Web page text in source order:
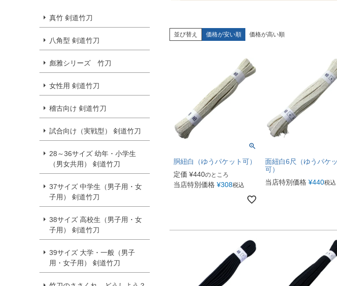
真竹 剣道竹刀
八角型 剣道竹刀
彪雅シリーズ 竹刀
女性用 剣道竹刀
稽古向け 剣道竹刀
試合向け（実戦型） 剣道竹刀
28～36サイズ 幼年・小学生
（男女共用） 剣道竹刀
37サイズ 中学生（男子用・女
子用） 剣道竹刀
38サイズ 高校生（男子用・女
子用） 剣道竹刀
39サイズ 大学・一般（男子
用・女子用） 剣道竹刀
並び替え 価格が安い順 価格が高い順
胴紐白（ゆうパケット可）
定価 ¥440のところ
当店特別価格 ¥308税込
面紐白6尺（ゆうパケ
可）
当店特別価格 ¥440税込